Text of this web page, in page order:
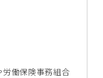
働保険事務組合